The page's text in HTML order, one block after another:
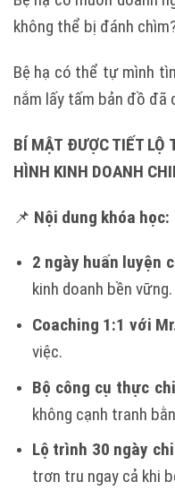
không thể bị đánh
Bệ hạ có thể tự mình
nắm lấy tấm bản đồ đã
BÍ MẬT ĐƯỢC TIẾT LỘ
HÌNH KINH DOANH
📌 Nội dung khóa học:
2 ngày huấn luyện
kinh doanh bền vững.
Coaching 1:1 với
việc.
Bộ công cụ thực
không cạnh tranh
Lộ trình 30 ngày
trơn tru ngay cả khi